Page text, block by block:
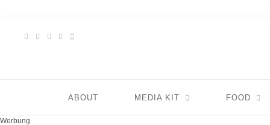
ABOUT MEDIA KIT FOOD
Werbung